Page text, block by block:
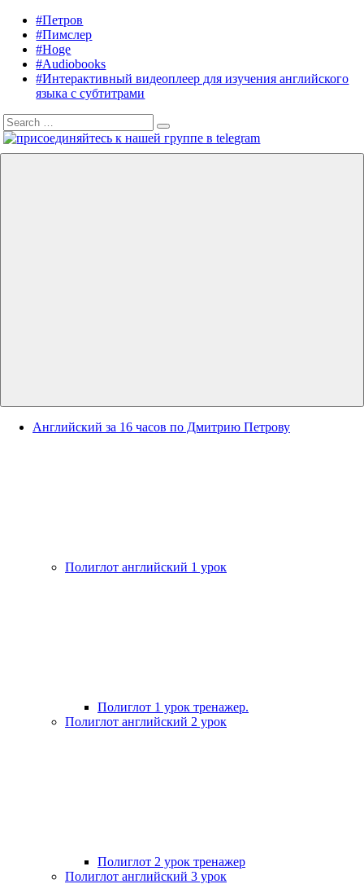
content
Listening
English
Audiobooks
English,
Petrov
English
#Петров
#Пимслер
#Hoge
#Audiobooks
#Интерактивный видеоплеер для изучения английского
языка с субтитрами
Search
for:
Search
Английский за 16 часов по Дмитрию Петрову
Полиглот английский 1 урок
Полиглот 1 урок тренажер.
Полиглот английский 2 урок
Полиглот 2 урок тренажер
Полиглот английский 3 урок